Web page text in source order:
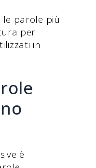
le parole più
per
in
è